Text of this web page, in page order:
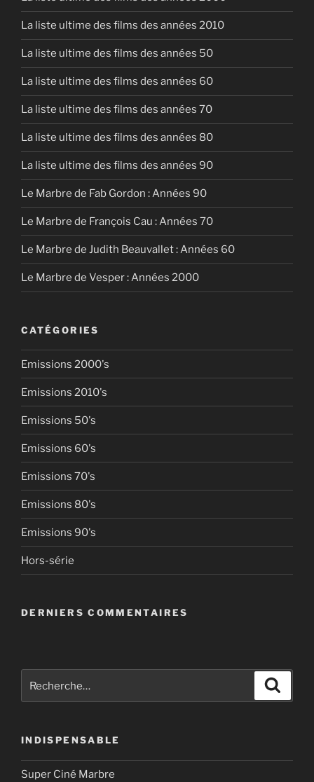
La liste ultime des films des années 2010
La liste ultime des films des années 50
La liste ultime des films des années 60
La liste ultime des films des années 70
La liste ultime des films des années 80
La liste ultime des films des années 90
Le Marbre de Fab Gordon : Années 90
Le Marbre de François Cau : Années 70
Le Marbre de Judith Beauvallet : Années 60
Le Marbre de Vesper : Années 2000
CATÉGORIES
Emissions 2000's
Emissions 2010's
Emissions 50's
Emissions 60's
Emissions 70's
Emissions 80's
Emissions 90's
Hors-série
DERNIERS COMMENTAIRES
pour
INDISPENSABLE
Super Ciné Marbre